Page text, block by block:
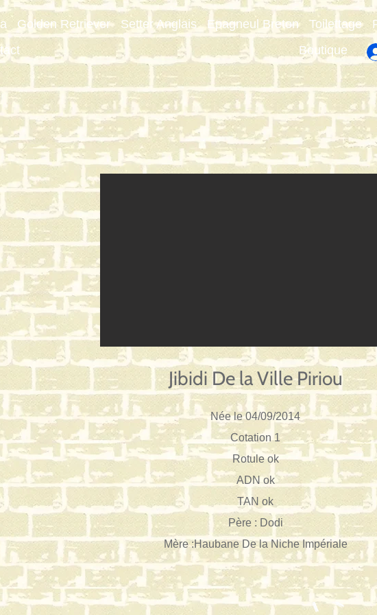
Golden Retriever Setter Anglais Epagneul Breton Toilettage
Boutique
Jibidi De la Ville Piriou
Née le 04/09/2014
Cotation 1
Rotule ok
ADN ok
TAN ok
Père : Dodi
Mère :Haubane De la Niche Impériale